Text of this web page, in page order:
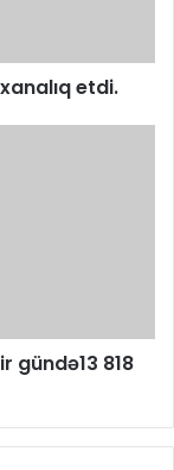
etdi.
gündə13 818